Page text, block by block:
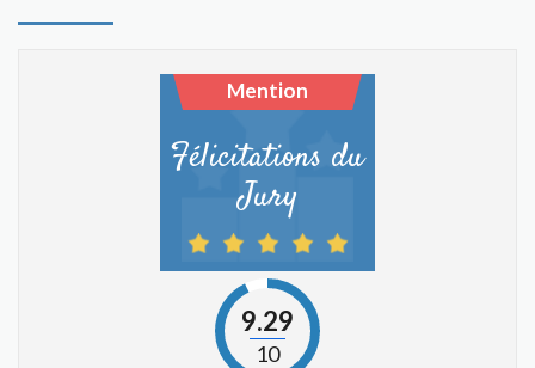
Mention
Félicitations du
Jury
9.29
10